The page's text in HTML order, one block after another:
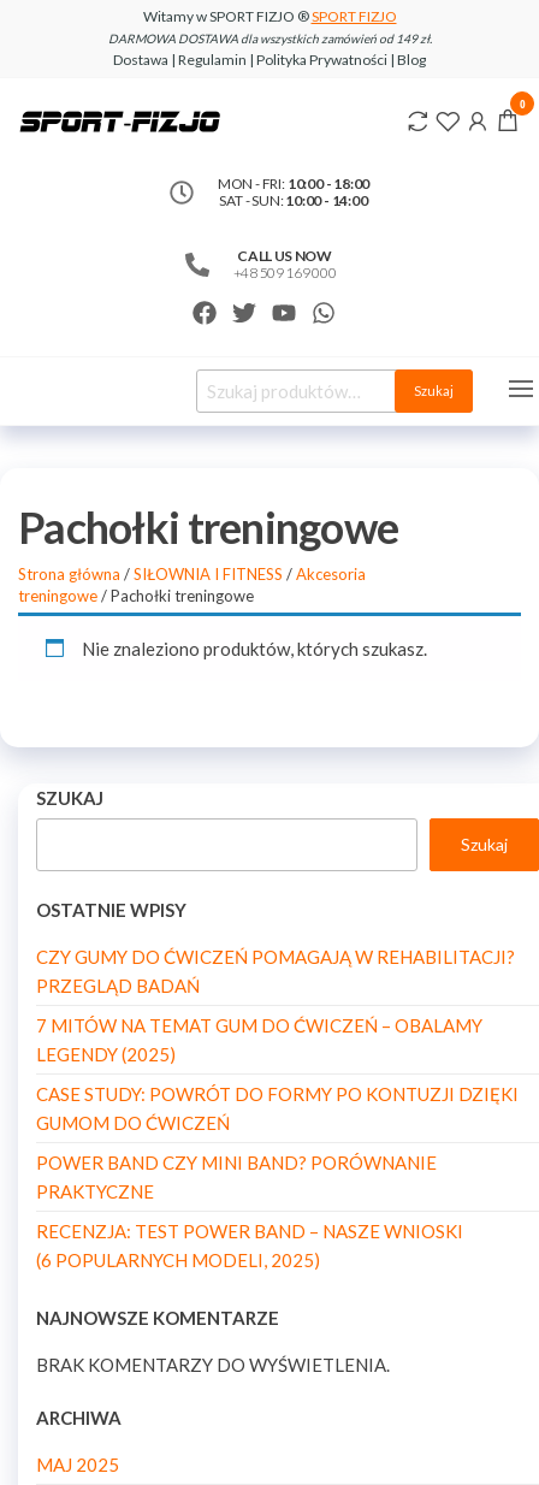
Witamy w SPORT FIZJO ®SPORT FIZJO
DARMOWA DOSTAWA dla wszystkich zamówień od 149 zł.
Dostawa | Regulamin | Polityka Prywatności | Blog
www.sport-
MON - FRI: 10:00 - 18:00
SAT - SUN:10:00 - 14:00
CALL US NOW
+48 509 169 000
0
Szukaj
Pachołki treningowe
Strona główna /SIŁOWNIA I FITNESS /Akcesoria
treningowe/ Pachołki treningowe
Nie znaleziono produktów, których szukasz.
SZUKAJ
Szukaj
OSTATNIE WPISY
CZY GUMY DO ĆWICZEŃ POMAGAJĄ W REHABILITACJI?
PRZEGLĄD BADAŃ
7 MITÓW NA TEMAT GUM DO ĆWICZEŃ – OBALAMY
LEGENDY (2025)
CASE STUDY: POWRÓT DO FORMY PO KONTUZJI DZIĘKI
GUMOM DO ĆWICZEŃ
POWER BAND CZY MINI BAND? PORÓWNANIE
PRAKTYCZNE
RECENZJA: TEST POWER BAND – NASZE WNIOSKI
(6 POPULARNYCH MODELI, 2025)
NAJNOWSZE KOMENTARZE
BRAK KOMENTARZY DO WYŚWIETLENIA.
ARCHIWA
MAJ 2025